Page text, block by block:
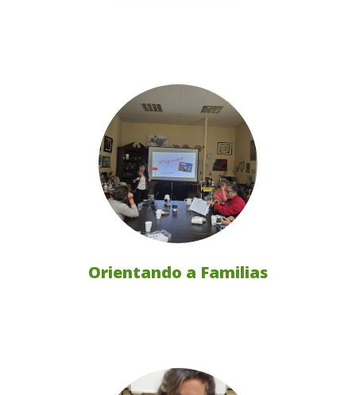
Orientando a Familias